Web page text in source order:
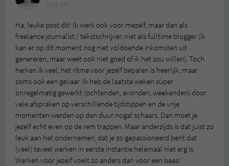
Ha, leuke post dit! Ik werk ook voor mezelf, maar dan als
freelance journalist / tekstschrijver, niet als fulltime blogger (ik
kan er op dit moment nog niet voldoende inkomsten uit
genereren, maar weet ook niet goed of ik het zou willen). Toch
herken ik veel; het ritme voor jezelf bepalen is heerlijk, maar
soms ook een gevaar. Ik heb de laatste weken súper
onregelmatig gewerkt (ochtenden, avonden, weekenden) door
vele afspraken op verschillende tijdstippen en de vrije
momenten werden op den duur nogal schaars. Dan moet je
jezelf echt even op de rem trappen. Maar anderzijds is dat juist zo
leuk aan het ondernemen, dat je zo gepassioneerd bent dat
(veel) teveel werken in eerste instantie helemaal niet erg is.
Werken voor jezelf voelt zo anders dan voor een baas!